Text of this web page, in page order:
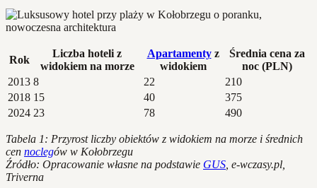
Rok
Liczba hoteli z
widokiem na morze
Apartamentyz
widokiem
Średnia cena za
noc (PLN)
2013 8 22
210
2018 15 40
375
2024 23 78 490
Tabela 1: Przyrost liczby obiektów z widokiem na morze i średnich
cen noclegów w Kołobrzegu
Źródło: Opracowanie własne na podstawie GUS , e-wczasy.pl,
Triverna